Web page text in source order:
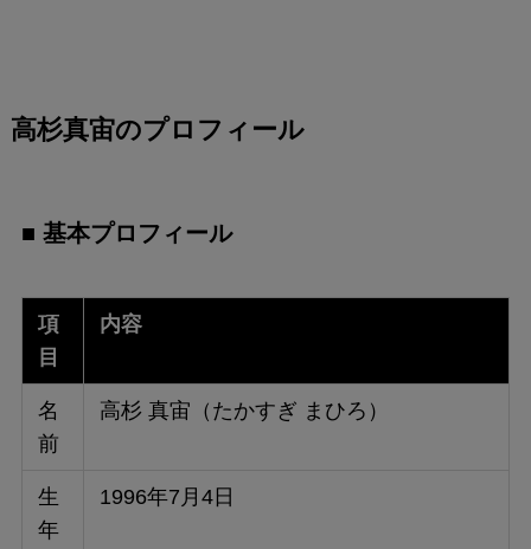
高杉真宙のプロフィール
■ 基本プロフィール
項
目
内容
名
前
高杉 真宙（たかすぎ まひろ）
生
年
1996年7月4日